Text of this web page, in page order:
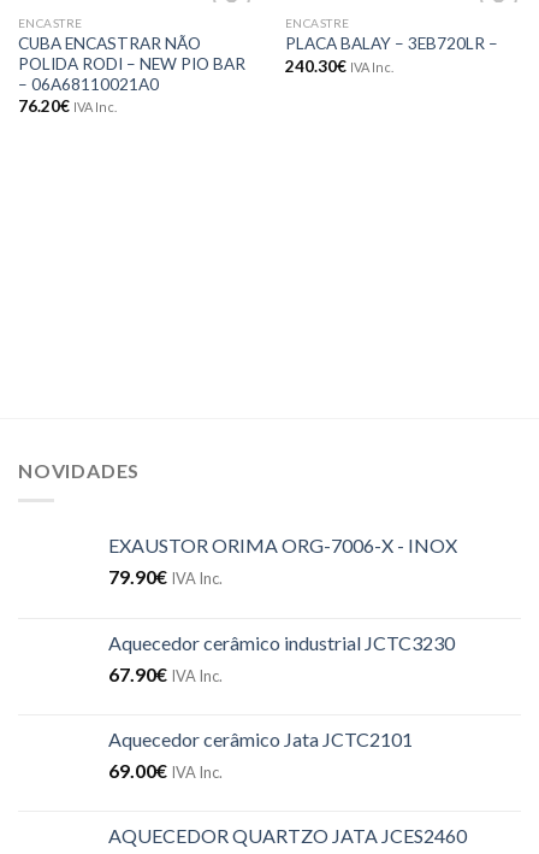
Adicionar
aos meus
desejos
ENCASTRE
CUBA ENCASTRAR NÃO
POLIDA RODI – NEW PIO BAR
– 06A68110021A0
76.20€ IVA Inc.
aos meus
ENCASTRE
PLACA BALAY – 3EB720LR –
240.30€ IVA Inc.
NOVIDADES
EXAUSTOR ORIMA ORG-7006-X - INOX
79.90€ IVA Inc.
Aquecedor cerâmico industrial JCTC3230
67.90€ IVA Inc.
Aquecedor cerâmico Jata JCTC2101
69.00€ IVA Inc.
AQUECEDOR QUARTZO JATA JCES2460